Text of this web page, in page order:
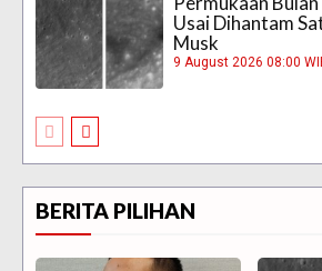
Usai Dihantam
Musk
9 August 2026 08:00
BERITA PILIHAN